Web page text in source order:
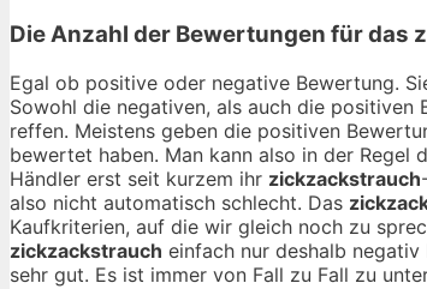
Die Anzahl der Bewertungen für das
Egal ob positive oder negative Bewertung.
Sowohl die negativen, als auch die positiven
reffen. Meistens geben die positiven
bewertet haben. Man kann also in der Regel
Händler erst seit kurzem ihr zickzackstrauch
also nicht automatisch schlecht. Das
Kaufkriterien, auf die wir gleich noch zu
zickzackstrauch einfach nur deshalb
sehr gut. Es ist immer von Fall zu Fall zu